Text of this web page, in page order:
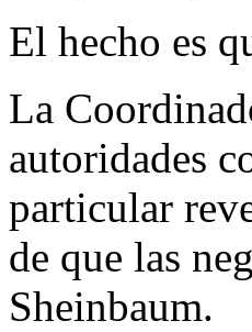
El hecho es
La
autoridades
particular
de que las
Sheinbaum.